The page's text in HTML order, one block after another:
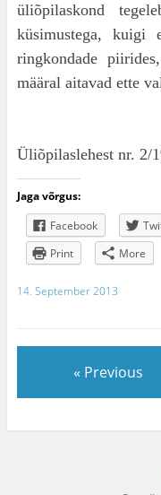
üliõpilaskond
küsimustega, kuigi
ringkondade
määral aitavad ette
Üliõpilaslehest nr. 2/
Jaga võrgus:
Facebook
Print
More
14. September 2013
« Previous